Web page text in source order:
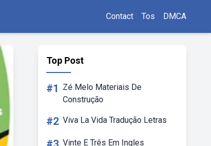
Contact Tos DMCA
Top Post
#1
Zé Melo Materiais De
Construção
#2 Viva La Vida Tradução Letras
Vinte E Três Em Ingles